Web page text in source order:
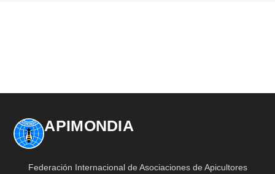
APIMONDIA
Federación Internacional de Asociaciones de Apicultores